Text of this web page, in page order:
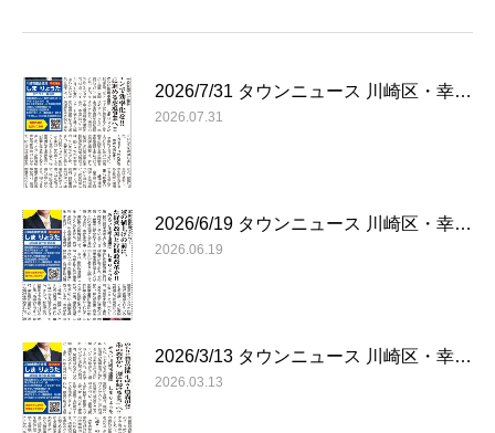
2026/7/31 タウンニュース 川崎区・幸…
2026.07.31
2026/6/19 タウンニュース 川崎区・幸…
2026.06.19
2026/3/13 タウンニュース 川崎区・幸…
2026.03.13